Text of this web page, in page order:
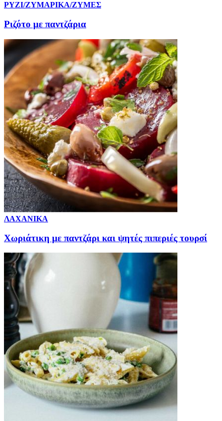
ΡΥΖΙ/ΖΥΜΑΡΙΚΑ/ΖΥΜΕΣ
Ριζότο με παντζάρια
ΛΑΧΑΝΙΚΑ
Χωριάτικη με παντζάρι και ψητές πιπεριές τουρσί